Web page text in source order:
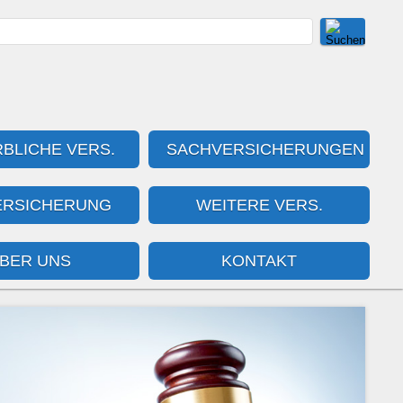
VERS. SACHVERSICHERUNGEN
WEITERE VERS.
UNS KONTAKT